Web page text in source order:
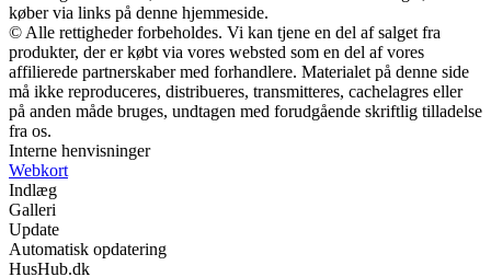
køber via links på denne hjemmeside.
© Alle rettigheder forbeholdes. Vi kan tjene en del af salget fra
produkter, der er købt via vores websted som en del af vores
affilierede partnerskaber med forhandlere. Materialet på denne side
må ikke reproduceres, distribueres, transmitteres, cachelagres eller
på anden måde bruges, undtagen med forudgående skriftlig tilladelse
fra os.
Interne henvisninger
Webkort
Indlæg
Galleri
Update
Automatisk opdatering
HusHub.dk